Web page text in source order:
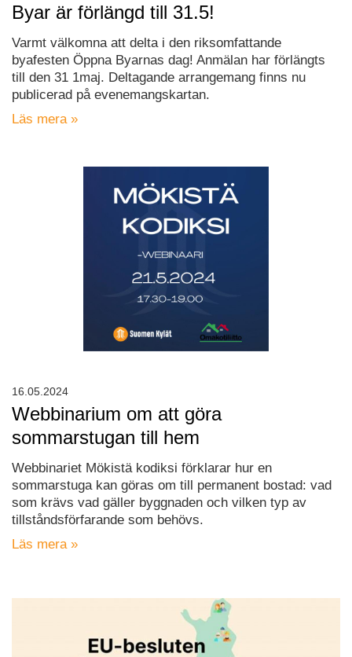
Byar är förlängd till 31.5!
Varmt välkomna att delta i den riksomfattande
byafesten Öppna Byarnas dag! Anmälan har förlängts
till den 31 1maj. Deltagande arrangemang finns nu
publicerad på evenemangskartan.
Läs mera »
Webbinarium om att göra
sommarstugan till hem
Webbinariet Mökistä kodiksi förklarar hur en
sommarstuga kan göras om till permanent bostad: vad
som krävs vad gäller byggnaden och vilken typ av
tillståndsförfarande som behövs.
Läs mera »
16.05.2024